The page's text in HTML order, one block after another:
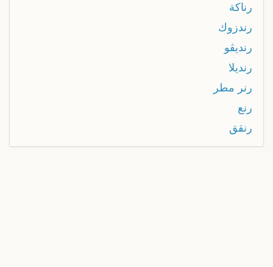
رناكة
رندزوك
رنديڤو
رنديلا
رنر مطر
رنع
رنقق